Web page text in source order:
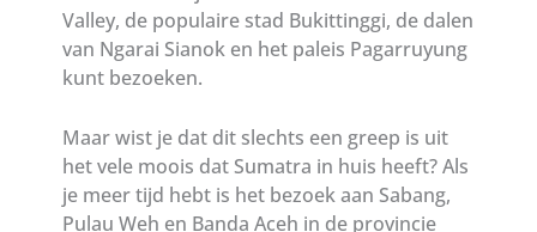
Valley, de populaire stad Bukittinggi, de dalen
van Ngarai Sianok en het paleis Pagarruyung
kunt bezoeken.
Maar wist je dat dit slechts een greep is uit
het vele moois dat Sumatra in huis heeft? Als
je meer tijd hebt is het bezoek aan Sabang,
Pulau Weh en Banda Aceh in de provincie